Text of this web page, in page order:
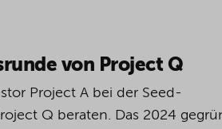
von Project Q
Project A bei der Seed-
Q beraten. Das 2024